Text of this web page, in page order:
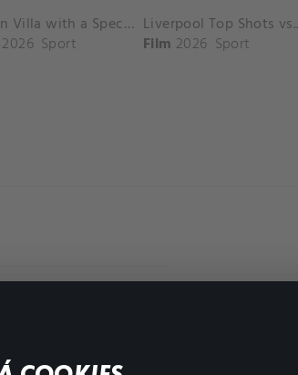
Aston Villa with a Spectacular Goal vs. Nottingham Forest
2026 Sport
Film 2026 Sport